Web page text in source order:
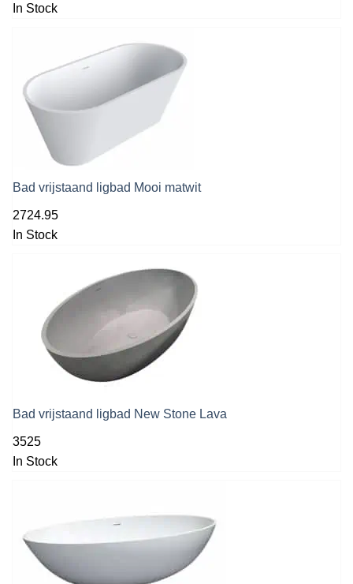
In Stock
Bad vrijstaand ligbad Mooi matwit
2724.95
In Stock
Bad vrijstaand ligbad New Stone Lava
3525
In Stock